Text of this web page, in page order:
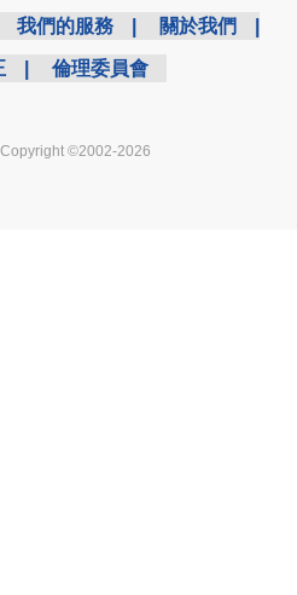
我們的服務 關於我們
倫理委員會
Copyright ©2002-2026